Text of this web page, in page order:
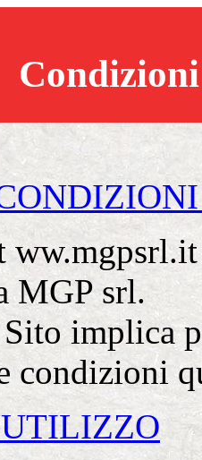
MGP srl.
implica
condizioni